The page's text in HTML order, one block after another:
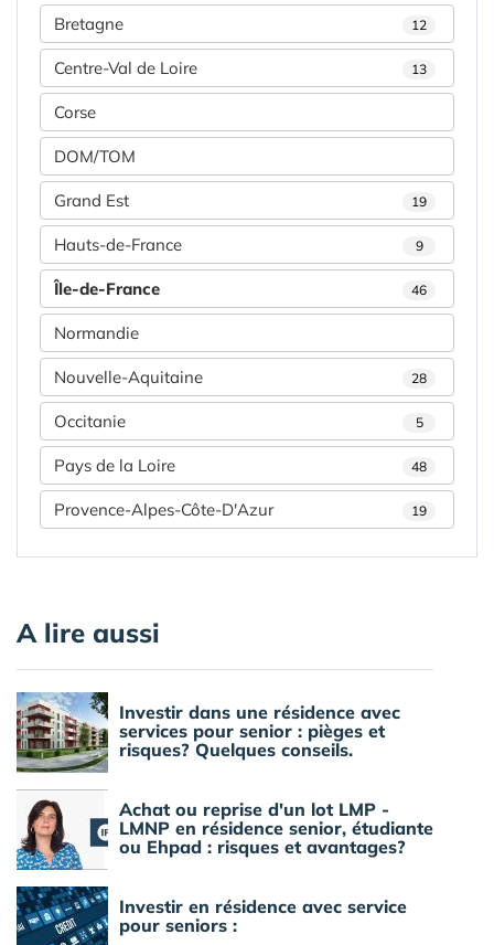
Bretagne 12
Centre-Val de Loire 13
Corse
DOM/TOM
Grand Est 19
Hauts-de-France 9
Île-de-France 46
Normandie
Nouvelle-Aquitaine 28
Occitanie 5
Pays de la Loire 48
Provence-Alpes-Côte-D'Azur 19
A lire aussi
Investir dans une résidence avec
services pour senior : pièges et
risques? Quelques conseils.
Achat ou reprise d'un lot LMP -
LMNP en résidence senior, étudiante
ou Ehpad : risques et avantages?
Investir en résidence avec service
pour seniors :